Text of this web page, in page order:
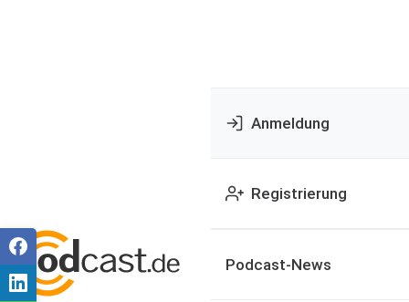
Anmeldung
Registrierung
Podcast-News